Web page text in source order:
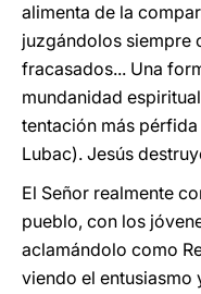
alimenta de la
juzgándolos siempre
fracasados... Una
mundanidad
tentación más
Lubac). Jesús
El Señor realmente
pueblo, con los
aclamándolo como
viendo el entusiasmo